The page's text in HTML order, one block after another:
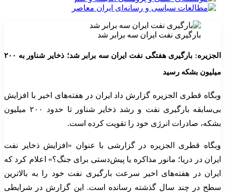
بارگیری نفت ایران سه برابر شد
الجزیره: بارگیری هفتگی نفت ایران سه برابر شد؛ ذخایر شناور به ۲۰۰
میلیون بشکه رسید
وبگاه قطری الجزیره گزارش داد ایران در هفته‌های اخیر با افزایش
بی‌سابقه بارگیری نفت و رشد ذخایر شناور تا حدود ۲۰۰ میلیون
بشکه، صادرات انرژی خود را تقویت کرده است.
وبگاه قطری الجزیره در گزارشی با عنوان «افزایش ذخایر نفت
ایران در دریا؛ مانور مذاکره یا پیش‌دستی برای جنگ؟» اعلام کرد که
ایران در هفته‌های اخیر سرعت بارگیری نفت خود را به بالاترین
سطح در چند سال گذشته رسانده است. این گزارش در شرایطی